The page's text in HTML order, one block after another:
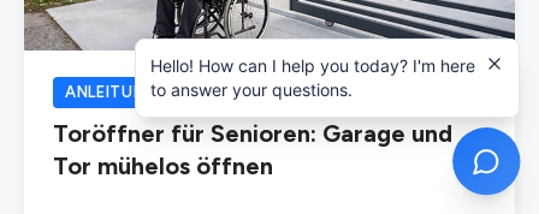
ANLEITUNGEN 17.07.2026
Toröffner für Senioren: Garage und
Tor mühelos öffnen
Hello! How can I help you today? I'm here
to answer your questions.